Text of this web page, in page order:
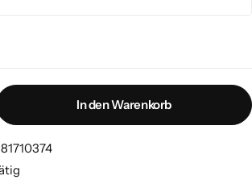
In den Warenkorb